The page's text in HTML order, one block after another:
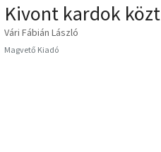
Kivont kardok közt
Vári Fábián László
Magvető Kiadó